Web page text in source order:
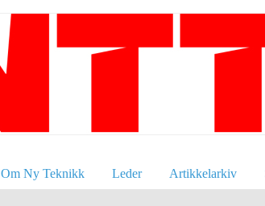
Om Ny Teknikk Leder Artikkelarkiv